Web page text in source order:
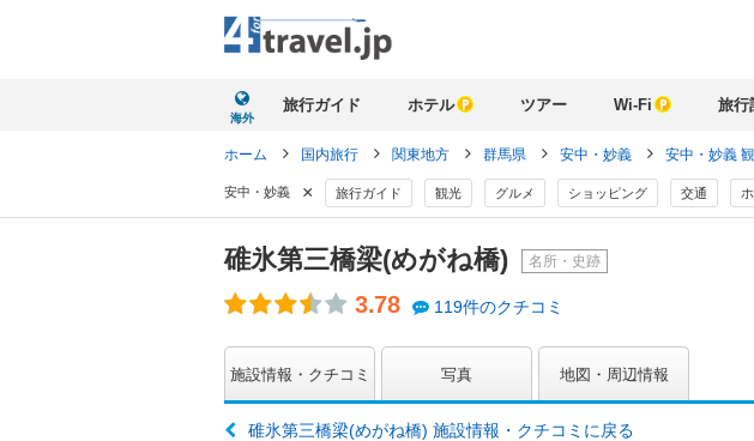
海外
旅行ガイド ホテル ツアー Wi-Fi 旅行
ホーム 国内旅行 関東地方 群馬県 安中・妙義 安中・妙義
安中・妙義 × 旅行ガイド 観光 グルメ ショッピング 交通
碓氷第三橋梁(めがね橋) 名所・史跡
3.78 119件のクチコミ
施設情報・クチコミ 写真 地図・周辺情報
碓氷第三橋梁(めがね橋) 施設情報・クチコミに戻る